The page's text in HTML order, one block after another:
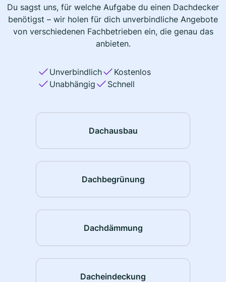
Du sagst uns, für welche Aufgabe du einen Dachdecker
benötigst – wir holen für dich unverbindliche Angebote
von verschiedenen Fachbetrieben ein, die genau das
anbieten.
Unverbindlich
Kostenlos
Unabhängig
Schnell
Dachausbau
Dachbegrünung
Dachdämmung
Dacheindeckung